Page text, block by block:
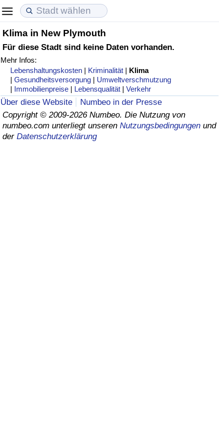
Klima in New Plymouth
Für diese Stadt sind keine Daten vorhanden.
Mehr Infos:
Lebenshaltungskosten | Kriminalität | Klima
|Gesundheitsversorgung | Umweltverschmutzung
| Immobilienpreise | Lebensqualität |Verkehr
Über diese Website
Numbeo in der Presse
Copyright © 2009-2026 Numbeo. Die Nutzung von
numbeo.com unterliegt unseren Nutzungsbedingungen und
der Datenschutzerklärung
Lebenshaltungskosten
Lebenshaltungskosten-Index (aktuell)
Lebenshaltungskosten-Index
Lebenshaltungskosten-Index nach Land
in Akaba
Immobilienpreise
Immobilienpreis-Index (aktuell)
Immobilienpreis-Index
Immobilienpreis-Index nach Land
Lebensqualität
Lebensqualität-Index
Lebensqualität-Index (aktuell)
Lebensqualitätsindex nach Land
Kriminalität